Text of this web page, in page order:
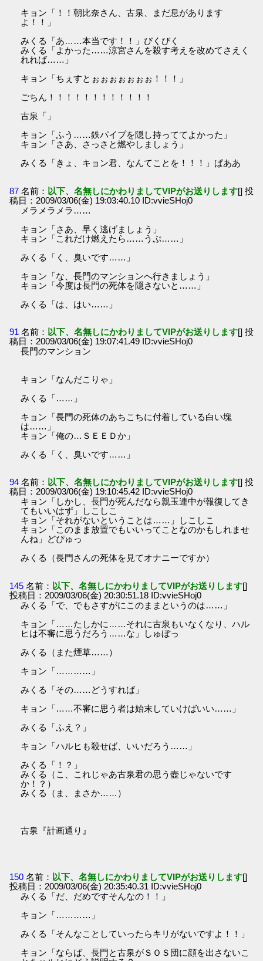
キョン「！！朝比奈さん、古泉、まだ息があります
よ！！」
みくる「あ……本当です！！」びくびく
みくる「よかった……涼宮さんを殺す考えを改めてさえく
れれば……」
キョン「ちぇすとぉぉぉぉぉぉぉ！！！」
ごちん！！！！！！！！！！！！
古泉「」
キョン「ふう……鉄パイプを隠し持っててよかった」
キョン「さあ、さっさと燃やしましょう」
みくる「きょ、キョン君、なんてことを！！！」ぱああ
87 名前： 以下、名無しにかわりましてVIPがお送りします[] 投
稿日：2009/03/06(金) 19:03:40.10 ID:vvieSHoj0
メラメラメラ……
キョン「さあ、早く逃げましょう」
キョン「これだけ燃えたら……うぷ……」
みくる「く、臭いです……」
キョン「な、長門のマンションへ行きましょう」
キョン「今度は長門の死体を隠さないと……」
みくる「は、はい……」
91 名前： 以下、名無しにかわりましてVIPがお送りします[] 投
稿日：2009/03/06(金) 19:07:41.49 ID:vvieSHoj0
長門のマンション
キョン「なんだこりゃ」
みくる「……」
キョン「長門の死体のあちこちに付着している白い塊
は……」
キョン「俺の…ＳＥＥＤか」
みくる「く、臭いです……」
94 名前： 以下、名無しにかわりましてVIPがお送りします[] 投
稿日：2009/03/06(金) 19:10:45.42 ID:vvieSHoj0
キョン「しかし、長門が死んだなら親玉連中が報復してき
てもいいはず」しこしこ
キョン「それがないということは……」しこしこ
キョン「このまま放置でもいいってことなのかもしれませ
んね」どぴゅっ
みくる（長門さんの死体を見てオナニーですか）
145 名前： 以下、名無しにかわりましてVIPがお送りします[]
投稿日：2009/03/06(金) 20:30:51.18 ID:vvieSHoj0
みくる「で、でもさすがにこのままというのは……」
キョン「……たしかに……それに古泉もいなくなり、ハル
ヒは不審に思うだろう……な」しゅぼっ
みくる（また煙草……）
キョン「…………」
みくる「その……どうすれば」
キョン「……不審に思う者は始末していけばいい……」
みくる「ふえ？」
キョン「ハルヒも殺せば、いいだろう……」
みくる「！？」
みくる（こ、これじゃあ古泉君の思う壺じゃないです
か！？）
みくる（ま、まさか……）
古泉『計画通り』
150 名前： 以下、名無しにかわりましてVIPがお送りします[]
投稿日：2009/03/06(金) 20:35:40.31 ID:vvieSHoj0
みくる「だ、だめですそんなの！！」
キョン「…………」
みくる「そんなことしていったらキリがないですよ！！」
キョン「ならば、長門と古泉がＳＯＳ団に顔を出さないこ